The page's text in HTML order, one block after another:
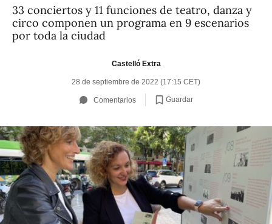
33 conciertos y 11 funciones de teatro, danza y
circo componen un programa en 9 escenarios
por toda la ciudad
Castelló Extra
28 de septiembre de 2022 (17:15 CET)
Comentarios Guardar